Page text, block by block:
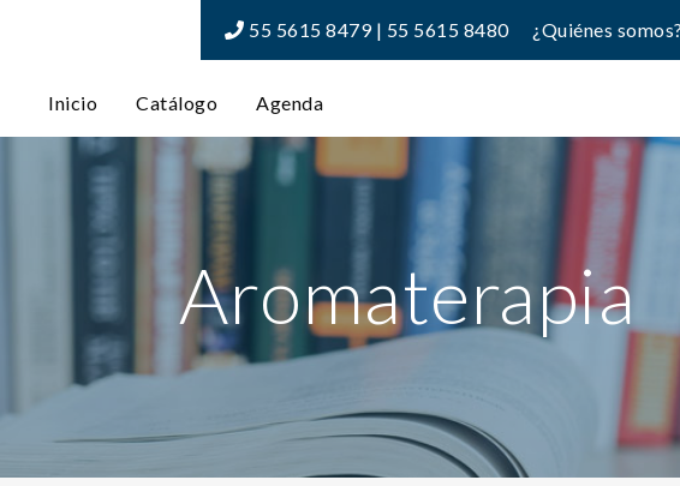
55 5615 8479 | 55 5615 8480 ¿Quiénes somos?
Inicio Catálogo Agenda
Aromaterapia